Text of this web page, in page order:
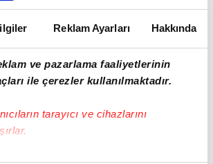
Reklam Ayarları Hakkında
ve pazarlama faaliyetlerinin
ile çerezler kullanılmaktadır.
tarayıcı ve cihazlarını
yeni hocası Domenec Torrent,
öncesi açıklamalarda
SÖZLERİ:
oyuncu Ahmet Çalık için